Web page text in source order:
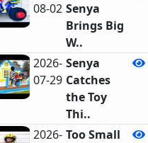
08-02 Senya
Brings Big
W..
2026-
07-29
Senya
Catches
the Toy
Thi..
2026- Too Small